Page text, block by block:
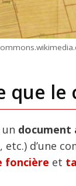
que le
etc.) d’une
foncière et